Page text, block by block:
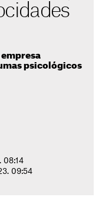
empresa
psicológicos
08:14
09:54